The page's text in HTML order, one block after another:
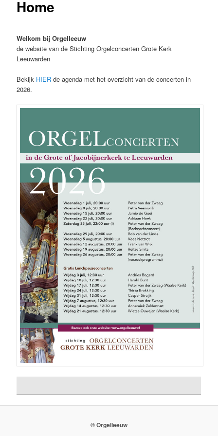
Home
Welkom bij Orgelleeuw
de website van de Stichting Orgelconcerten Grote Kerk
Leeuwarden
Bekijk HIER de agenda met het overzicht van de concerten in
2026.
© Orgelleeuw